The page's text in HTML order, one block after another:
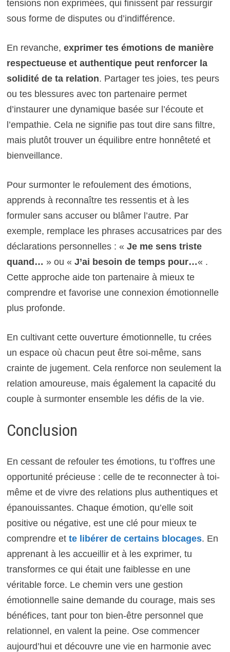
tensions non exprimées, qui finissent par ressurgir
sous forme de disputes ou d’indifférence.
En revanche, exprimer tes émotions de manière
respectueuse et authentique peut renforcer la
solidité de ta relation. Partager tes joies, tes peurs
ou tes blessures avec ton partenaire permet
d’instaurer une dynamique basée sur l’écoute et
l’empathie. Cela ne signifie pas tout dire sans filtre,
mais plutôt trouver un équilibre entre honnêteté et
bienveillance.
Pour surmonter le refoulement des émotions,
apprends à reconnaître tes ressentis et à les
formuler sans accuser ou blâmer l’autre. Par
exemple, remplace les phrases accusatrices par des
déclarations personnelles : « Je me sens triste
quand… » ou « J’ai besoin de temps pour…« .
Cette approche aide ton partenaire à mieux te
comprendre et favorise une connexion émotionnelle
plus profonde.
En cultivant cette ouverture émotionnelle, tu crées
un espace où chacun peut être soi-même, sans
crainte de jugement. Cela renforce non seulement la
relation amoureuse, mais également la capacité du
couple à surmonter ensemble les défis de la vie.
Conclusion
En cessant de refouler tes émotions, tu t’offres une
opportunité précieuse : celle de te reconnecter à toi-
même et de vivre des relations plus authentiques et
épanouissantes. Chaque émotion, qu’elle soit
positive ou négative, est une clé pour mieux te
comprendre et te libérer de certains blocages. En
apprenant à les accueillir et à les exprimer, tu
transformes ce qui était une faiblesse en une
véritable force. Le chemin vers une gestion
émotionnelle saine demande du courage, mais ses
bénéfices, tant pour ton bien-être personnel que
relationnel, en valent la peine. Ose commencer
aujourd’hui et découvre une vie en harmonie avec